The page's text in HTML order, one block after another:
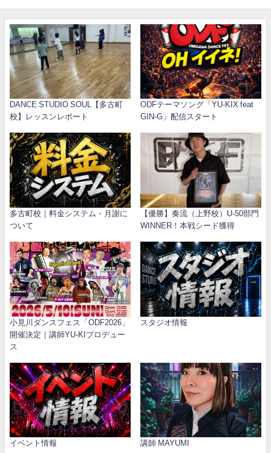
DANCE STUDIO SOUL【多古町
校】レッスンレポート
ODFテーマソング「YU-KIX feat
GIN-G」配信スタート
多古町校｜料金システム・月謝に
ついて
【優勝】奏流（上野校）U-50部門
WINNER！本戦シード獲得
小見川ダンスフェス「ODF2026」
開催決定｜講師YU-KIプロデュー
ス
スタジオ情報
イベント情報 講師 MAYUMI